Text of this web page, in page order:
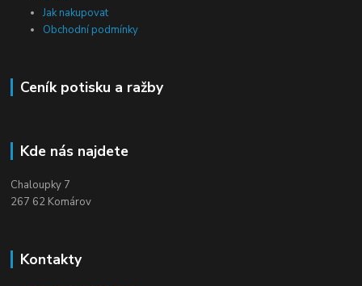
Jak nakupovat
Obchodní podmínky
Ceník potisku a ražby
Kde nás najdete
Chaloupky 7
267 62 Komárov
Kontakty